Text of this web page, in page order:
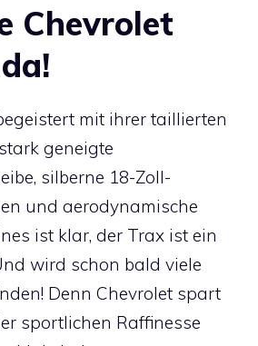
Chevrolet
mit ihrer taillierten
geneigte
silberne 18-Zoll-
und aerodynamische
ist klar, der Trax ist ein
wird schon bald viele
Denn Chevrolet spart
sportlichen Raffinesse